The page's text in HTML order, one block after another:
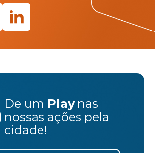
De um Play nas
nossas ações pela
cidade!